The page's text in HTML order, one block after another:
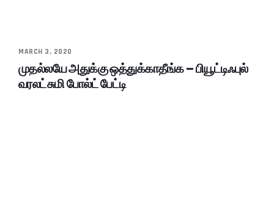
MARCH 3, 2020
முதல்லயே அதுக்கு ஒத்துக்காதீங்க – பியூட்டிஃபுல்
வரலட்சுமி போல்ட் பேட்டி